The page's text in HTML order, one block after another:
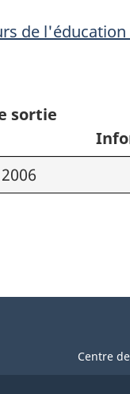
de
sortie
Centre